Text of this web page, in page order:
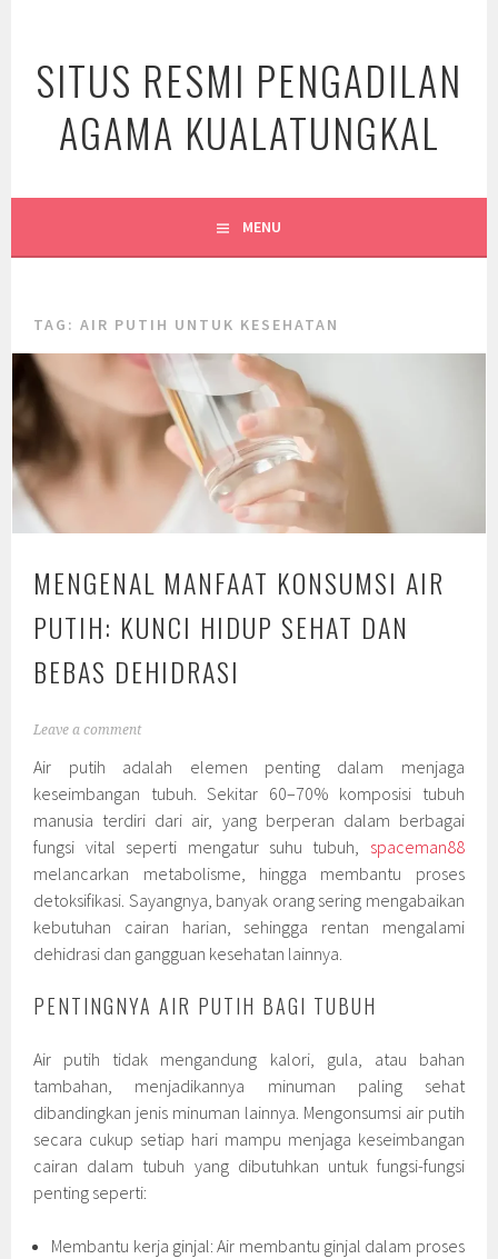
content
SITUS RESMI PENGADILAN
AGAMA KUALATUNGKAL
MENU
TAG:AIR PUTIH UNTUK KESEHATAN
MENGENAL MANFAAT KONSUMSI AIR
PUTIH: KUNCI HIDUP SEHAT DAN
BEBAS DEHIDRASI
Leave a comment
Air putih adalah elemen penting dalam menjaga
keseimbangan tubuh. Sekitar 60–70% komposisi tubuh
manusia terdiri dari air, yang berperan dalam berbagai
fungsi vital seperti mengatur suhu tubuh, spaceman88
melancarkan metabolisme, hingga membantu proses
detoksifikasi. Sayangnya, banyak orang sering mengabaikan
kebutuhan cairan harian, sehingga rentan mengalami
dehidrasi dan gangguan kesehatan lainnya.
PENTINGNYA AIR PUTIH BAGI TUBUH
Air putih tidak mengandung kalori, gula, atau bahan
tambahan, menjadikannya minuman paling sehat
dibandingkan jenis minuman lainnya. Mengonsumsi air putih
secara cukup setiap hari mampu menjaga keseimbangan
cairan dalam tubuh yang dibutuhkan untuk fungsi-fungsi
penting seperti:
Membantu kerja ginjal: Air membantu ginjal dalam proses